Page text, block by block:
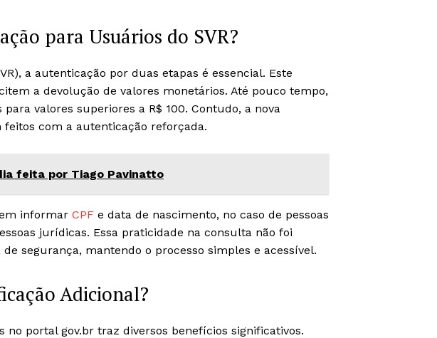
para Usuários do SVR?
a autenticação por duas etapas é essencial. Este
a devolução de valores monetários. Até pouco tempo,
valores superiores a R$ 100. Contudo, a nova
feitos com a autenticação reforçada.
feita por Tiago Pavinatto
informar CPF e data de nascimento, no caso de pessoas
jurídicas. Essa praticidade na consulta não foi
segurança, mantendo o processo simples e acessível.
Adicional?
portal gov.br traz diversos benefícios significativos.